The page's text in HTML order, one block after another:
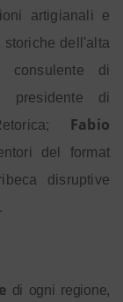
artigianali e
dell'alta
consulente di
presidente di
Fabio
del format
disruptive
di ogni regione,